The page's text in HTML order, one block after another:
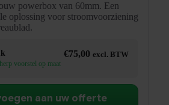
powerbox van 60mm. Een
oplossing voor stroomvoorziening
€75,00 excl. BTW
voorstel op maat
aan uw offerte